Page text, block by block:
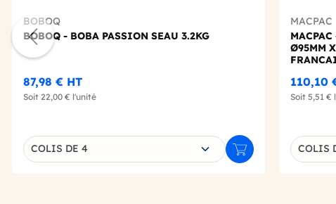
BOBOQ
BOBOQ - BOBA PASSION SEAU 3.2KG
87,98 € HT
Soit 22,00 € l'unité
Choisissez une déclinaison
COLIS DE 4 Ajouter au panier
MACPAC
Ø95MM
110,10
Soit 5,51 €
COLIS